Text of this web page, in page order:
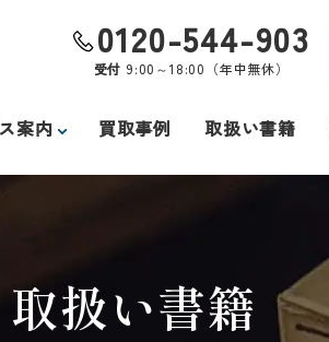
案内 買取事例 取扱い書籍
0120-544-903
受付 9:00～18:00（年中無休）
取扱い書籍